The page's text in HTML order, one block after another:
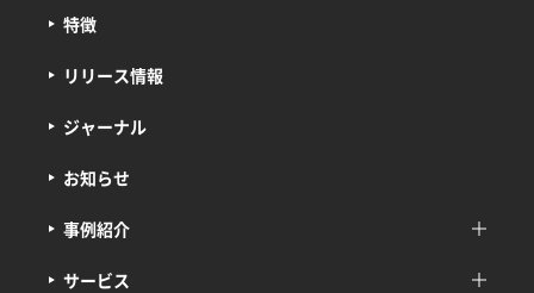
特徴
サービス
事例紹介
リリース情報
ジャーナル
お知らせ